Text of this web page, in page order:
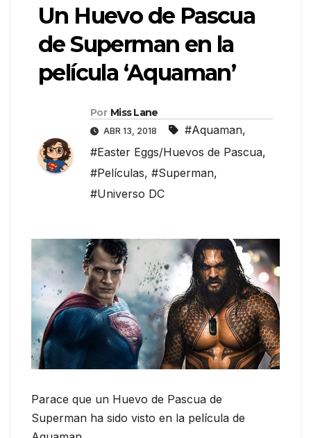
Un Huevo de Pascua
de Superman en la
película ‘Aquaman’
Por Miss Lane
ABR 13, 2018 #Aquaman,
#Easter Eggs/Huevos de Pascua,
#Películas, #Superman,
#Universo DC
Parace que un Huevo de Pascua de
Superman ha sido visto en la película de